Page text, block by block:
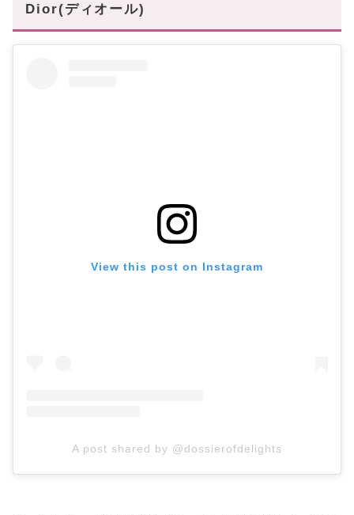
Dior(ディオール)
View this post on Instagram
A post shared by @dossierofdelights